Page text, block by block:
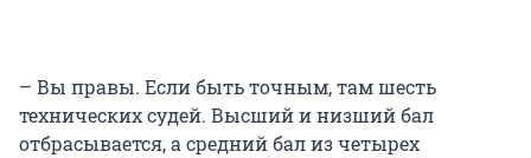
– Вы правы. Если быть точным, там шесть
технических судей. Высший и низший бал
отбрасывается, а средний бал из четырех